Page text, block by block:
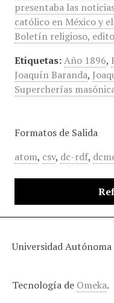
presentaba las
católico en México y
Boletín religioso,
Etiquetas: Año 1896,
Joaquín Baranda,
Supercherías
Formatos de Salida
atom, csv, dc-rdf,
Universidad
Tecnología de Omeka.